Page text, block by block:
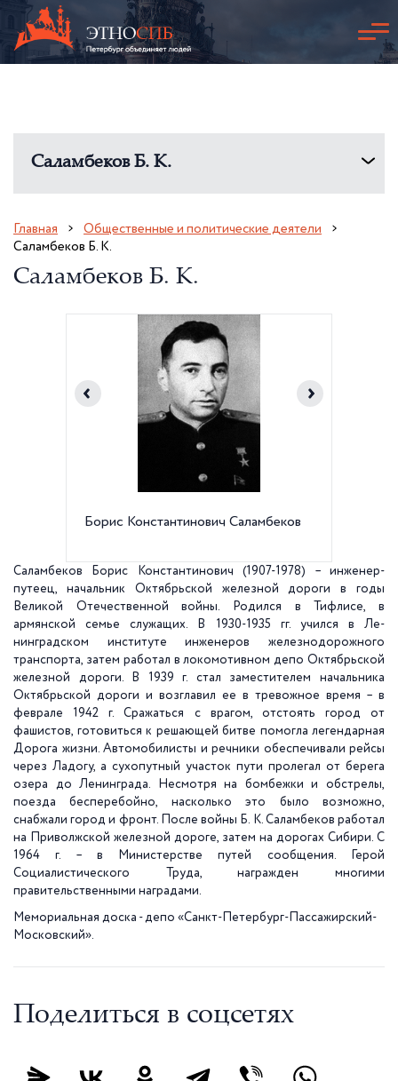
Саламбеков Б. К.
Главная
Общественные и политические деятели
Саламбеков Б. К.
Саламбеков Б. К.
Борис Константинович Саламбеков
Саламбеков Борис Константинович (1907-1978) – инженер-
путеец, начальник Октябрьской железной дороги в годы
Великой Отечественной войны. Родился в Тифлисе, в
армянской семье служащих. В 1930-1935 гг. учился в Ле­
нинградском институте инженеров железнодорожного
транспорта, затем работал в локомотивном депо Октябрьской
железной дороги. В 1939 г. стал заместителем начальника
Октябрьской дороги и возглавил ее в тревожное время – в
феврале 1942 г. Сражаться с врагом, отстоять город от
фашистов, готовиться к решающей битве помогла легендарная
Дорога жизни. Автомобилисты и речники обеспечивали рейсы
через Ладогу, а сухопутный участок пути пролегал от берега
озера до Ленинграда. Несмотря на бомбежки и обстрелы,
поезда бесперебойно, насколько это было возможно,
снабжали город и фронт. После войны Б. К. Саламбеков работал
на Приволжской железной дороге, затем на дорогах Сибири. С
1964 г. – в Министерстве путей сообщения. Герой
Социалистического Труда, награжден многими
правительственными наградами.
Мемориальная доска - депо «Санкт-Петербург-Пассажирский-
Московский».
Поделиться в соцсетях